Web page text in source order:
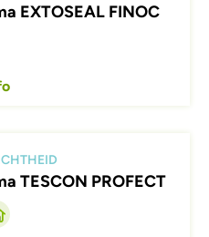
EXTOSEAL FINOC
TESCON PROFECT